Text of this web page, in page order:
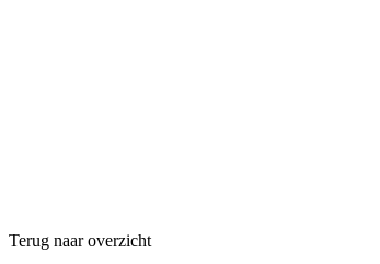
Terug naar overzicht